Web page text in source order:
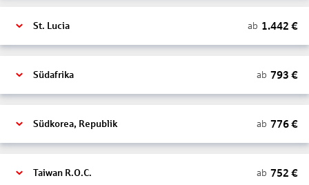
St. Lucia ab 1.442 €
Südafrika ab 793 €
Südkorea, Republik ab 776€
Taiwan R.O.C. ab 752 €